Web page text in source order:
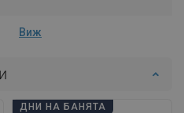
Виж
ДНИ НА БАНЯТА